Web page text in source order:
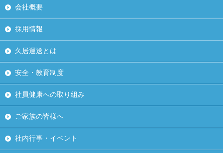
会社概要
採用情報
久居運送とは
安全・教育制度
社員健康への取り組み
ご家族の皆様へ
社内行事・イベント